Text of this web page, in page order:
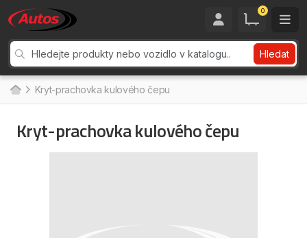
0
Hledat
Kryt-prachovka kulového čepu
Kryt-prachovka kulového čepu